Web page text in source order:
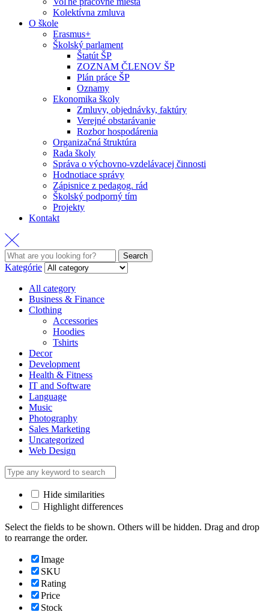
Kolektívna zmluva
O škole
Erasmus+
Školský parlament
Štatút ŠP
ZOZNAM ČLENOV ŠP
Plán práce ŠP
Oznamy
Ekonomika školy
Zmluvy, objednávky, faktúry
Verejné obstarávanie
Rozbor hospodárenia
Organizačná štruktúra
Rada školy
Správa o výchovno-vzdelávacej činnosti
Hodnotiace správy
Zápisnice z pedagog. rád
Školský podporný tím
Projekty
Kontakt
Search
for:
Search
Kategórie
All category
Business & Finance
Clothing
Accessories
Hoodies
Tshirts
Decor
Development
Health & Fitness
IT and Software
Language
Music
Photography
Sales Marketing
Uncategorized
Web Design
Hide similarities
Highlight differences
Select the fields to be shown. Others will be hidden. Drag and drop
to rearrange the order.
Image
SKU
Rating
Price
Stock